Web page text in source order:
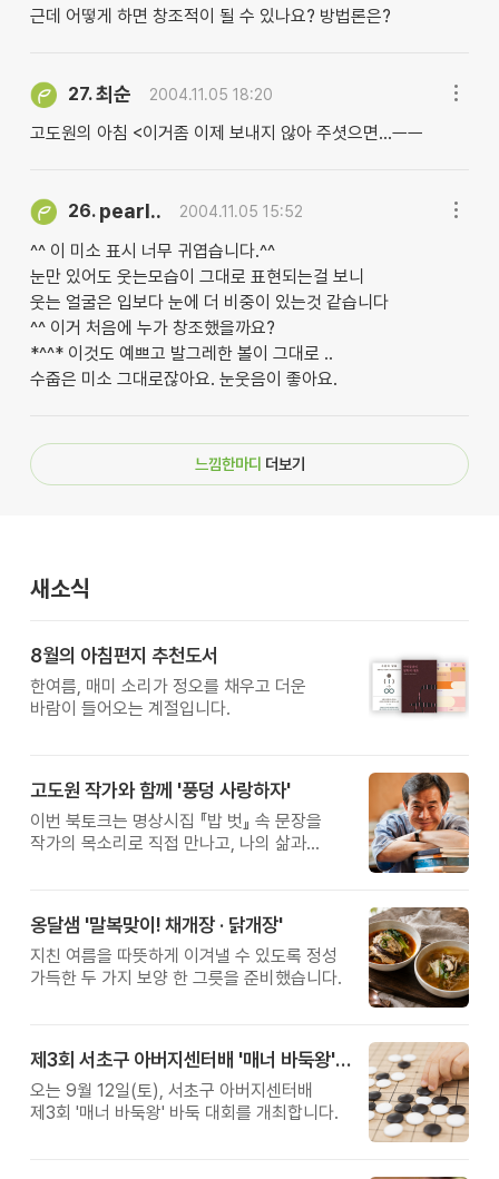
근데 어떻게 하면 창조적이 될 수 있나요? 방법론은?
27.최순 2004.11.05 18:20
고도원의 아침 <이거좀 이제 보내지 않아 주셧으면...ㅡㅡ
26. pearl.. 2004.11.05 15:52
^^ 이 미소 표시 너무 귀엽습니다.^^
눈만 있어도 웃는모습이 그대로 표현되는걸 보니
웃는 얼굴은 입보다 눈에 더 비중이 있는것 같습니다
^^ 이거 처음에 누가 창조했을까요?
*^^* 이것도 예쁘고 발그레한 볼이 그대로 ..
수줍은 미소 그대로잖아요. 눈웃음이 좋아요.
느낌한마디 더보기
새소식
8월의 아침편지 추천도서
한여름, 매미 소리가 정오를 채우고 더운
바람이 들어오는 계절입니다.
고도원 작가와 함께 '풍덩 사랑하자'
이번 북토크는 명상시집 『밥 벗』 속 문장을
작가의 목소리로 직접 만나고, 나의 삶과
옹달샘 '말복맞이! 채개장 · 닭개장'
지친 여름을 따뜻하게 이겨낼 수 있도록 정성
가득한 두 가지 보양 한 그릇을 준비했습니다.
제3회 서초구 아버지센터배 '매너 바둑왕' 대회
오는 9월 12일(토), 서초구 아버지센터배
제3회 '매너 바둑왕' 바둑 대회를 개최합니다.